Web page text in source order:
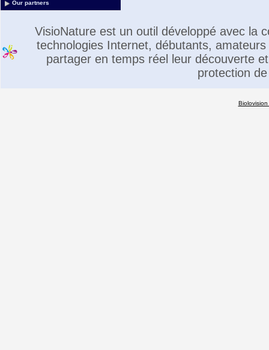
Our partners
VisioNature est un outil développé avec la
technologies Internet, débutants,
partager en temps réel leur découverte
protection
Biolovision